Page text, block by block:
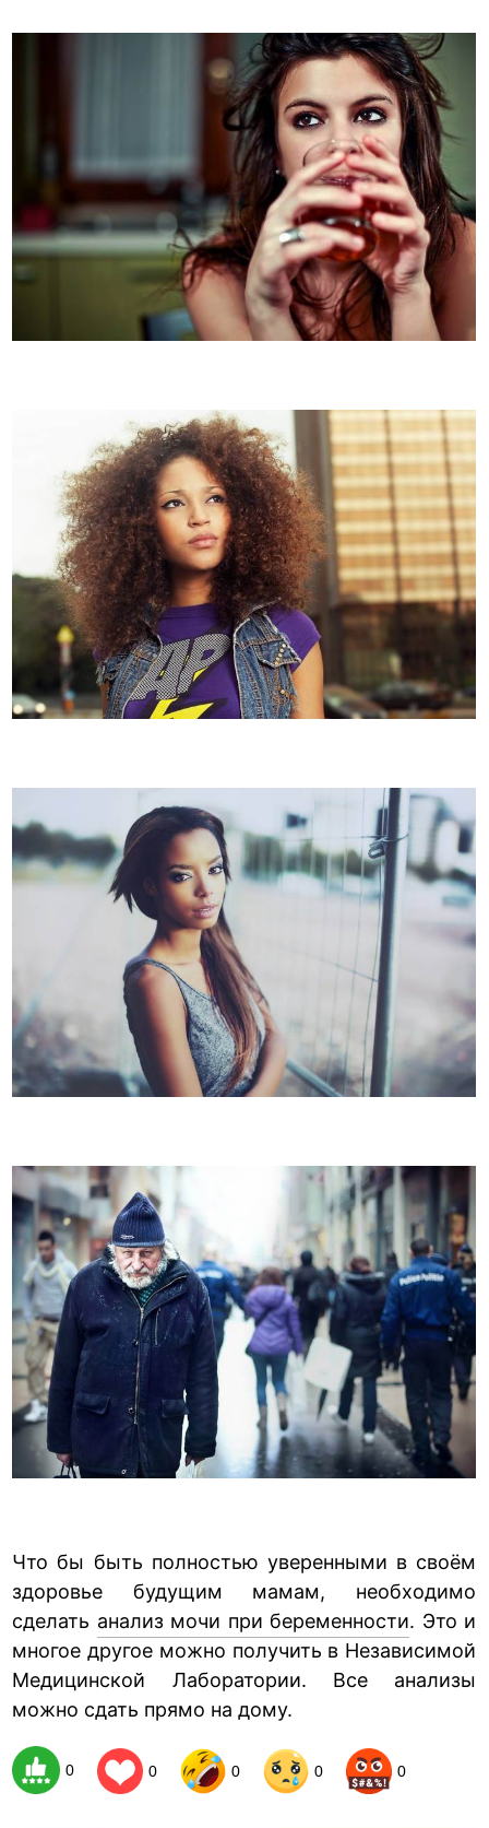
Что бы быть полностью уверенными в своём
здоровье будущим мамам, необходимо
сделать анализ мочи при беременности. Это и
многое другое можно получить в Независимой
Медицинской Лаборатории. Все анализы
можно сдать прямо на дому.
0 0 0 0 0